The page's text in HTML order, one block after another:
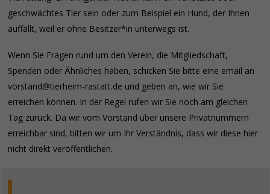
geschwächtes Tier sein oder zum Beispiel ein Hund, der Ihnen
auffällt, weil er ohne Besitzer*in unterwegs ist.
Wenn Sie Fragen rund um den Verein, die Mitgliedschaft,
Spenden oder Ähnliches haben, schicken Sie bitte eine email an
vorstand@tierheim-rastatt.de und geben an, wie wir Sie
erreichen können. In der Regel rufen wir Sie noch am gleichen
Tag zurück. Da wir vom Vorstand über unsere Privatnummern
erreichbar sind, bitten wir um Ihr Verständnis, dass wir diese hier
nicht direkt veröffentlichen.